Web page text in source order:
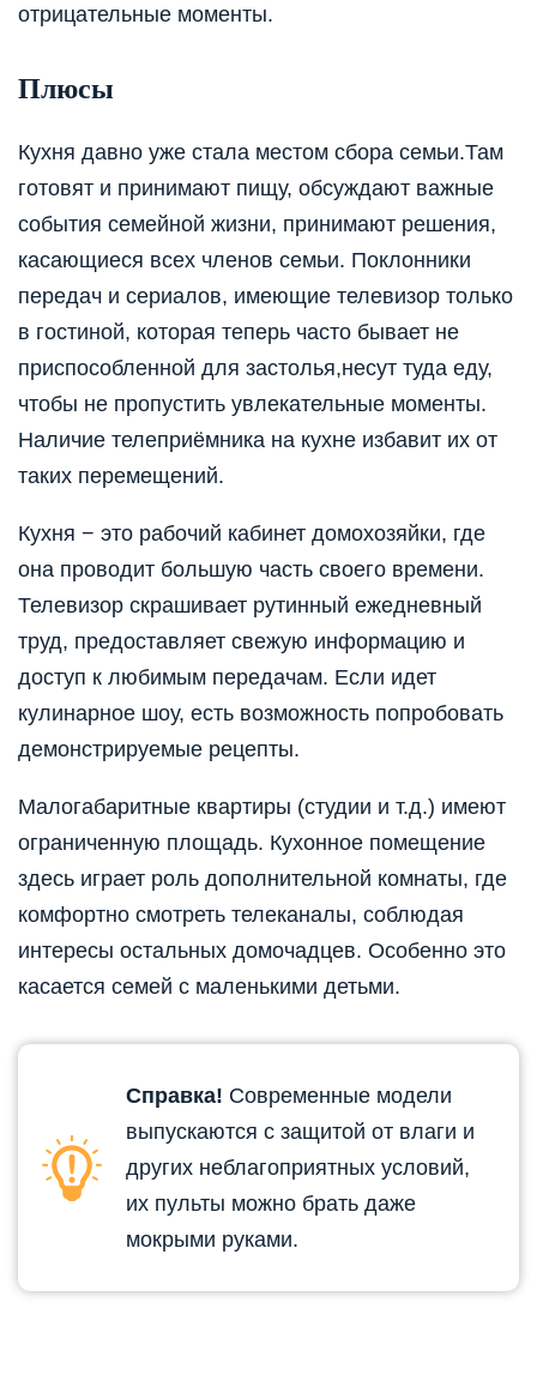
отрицательные моменты.
Плюсы
Кухня давно уже стала местом сбора семьи.Там
готовят и принимают пищу, обсуждают важные
события семейной жизни, принимают решения,
касающиеся всех членов семьи. Поклонники
передач и сериалов, имеющие телевизор только
в гостиной, которая теперь часто бывает не
приспособленной для застолья,несут туда еду,
чтобы не пропустить увлекательные моменты.
Наличие телеприёмника на кухне избавит их от
таких перемещений.
Кухня − это рабочий кабинет домохозяйки, где
она проводит большую часть своего времени.
Телевизор скрашивает рутинный ежедневный
труд, предоставляет свежую информацию и
доступ к любимым передачам. Если идет
кулинарное шоу, есть возможность попробовать
демонстрируемые рецепты.
Малогабаритные квартиры (студии и т.д.) имеют
ограниченную площадь. Кухонное помещение
здесь играет роль дополнительной комнаты, где
комфортно смотреть телеканалы, соблюдая
интересы остальных домочадцев. Особенно это
касается семей с маленькими детьми.
Справка! Современные модели
выпускаются с защитой от влаги и
других неблагоприятных условий,
их пульты можно брать даже
мокрыми руками.